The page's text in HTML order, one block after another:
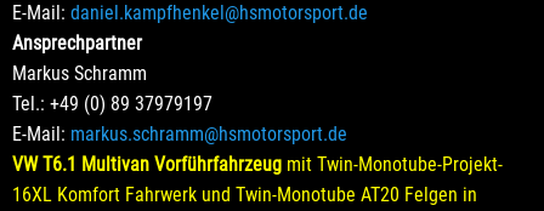
E-Mail: daniel.kampfhenkel@hsmotorsport.de
Ansprechpartner
Markus Schramm
Tel.: +49 (0) 89 37979197
E-Mail: markus.schramm@hsmotorsport.de
VW T6.1 Multivan Vorführfahrzeug mit Twin-Monotube-Projekt-
16XL Komfort Fahrwerk und Twin-Monotube AT20 Felgen in